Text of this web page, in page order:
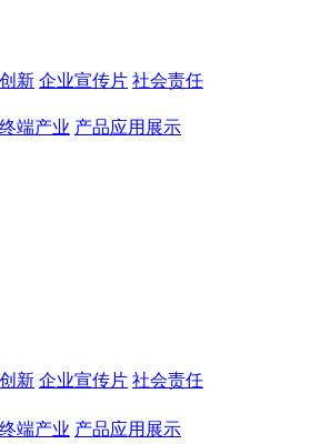
新 企业宣传片 社会责任
端产业 产品应用展示
新 企业宣传片 社会责任
端产业 产品应用展示